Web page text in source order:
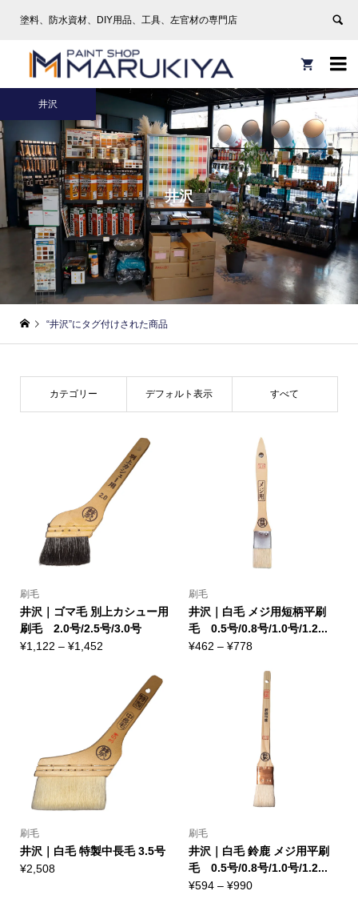
塗料、防水資材、DIY用品、工具、左官材の専門店


井沢
井沢
“井沢”にタグ付けされた商品
カテゴリー デフォルト表示 すべて
刷毛
井沢｜ゴマ毛 別上カシュー用
刷毛 2.0号/2.5号/3.0号
¥1,122 – ¥1,452価
¥1,122
¥1,452
刷毛
井沢｜白毛 メジ用短柄平刷
毛 0.5号/0.8号/1.0号/1.2...
¥462 –¥778価
帯:
¥462
¥778
刷毛
井沢｜白毛 特製中長毛 3.5号
¥2,508
刷毛
井沢｜白毛 鈴鹿 メジ用平刷
毛 0.5号/0.8号/1.0号/1.2...
¥594 –¥990価